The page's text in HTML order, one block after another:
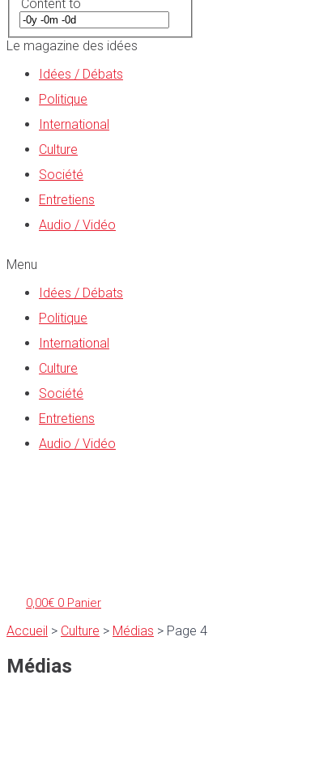
Content to
Le magazine des idées
Idées / Débats
Politique
International
Culture
Société
Entretiens
Audio / Vidéo
Menu
Idées / Débats
Politique
International
Culture
Société
Entretiens
Audio / Vidéo
0,00€ 0 Panier
Accueil > Culture > Médias > Page 4
Médias